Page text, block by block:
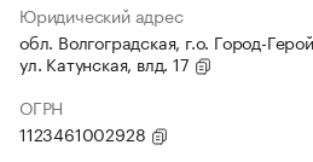
Юридический адрес
обл. Волгоградская, г.о. Город-
ул. Катунская, влд. 17
ОГРН
1123461002928